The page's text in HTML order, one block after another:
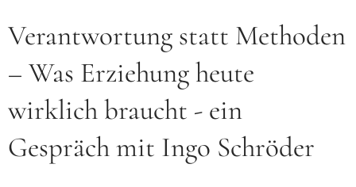
Verantwortung statt Methoden
– Was Erziehung heute
wirklich braucht - ein
Gespräch mit Ingo Schröder